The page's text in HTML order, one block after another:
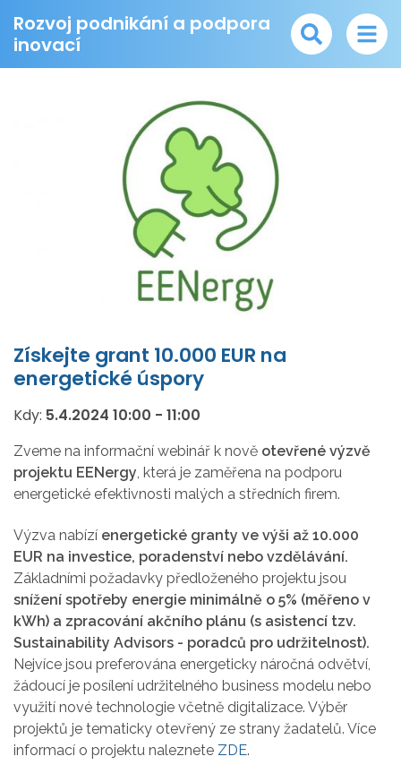
Rozvoj podnikání a podpora
inovací
Získejte grant 10.000 EUR na
energetické úspory
Kdy: 5.4.2024 10:00 - 11:00
Zveme na informační webinář k nově otevřené výzvě
projektu EENergy, která je zaměřena na podporu
energetické efektivnosti malých a středních firem.
Výzva nabízí energetické granty ve výši až 10.000
EUR na investice, poradenství nebo vzdělávání.
Základními požadavky předloženého projektu jsou
snížení spotřeby energie minimálně o 5% (měřeno v
kWh) a zpracování akčního plánu (s asistencí tzv.
Sustainability Advisors - poradců pro udržitelnost).
Nejvíce jsou preferována energeticky náročná odvětví,
žádoucí je posílení udržitelného business modelu nebo
využití nové technologie včetně digitalizace. Výběr
projektů je tematicky otevřený ze strany žadatelů. Více
informací o projektu naleznete ZDE.